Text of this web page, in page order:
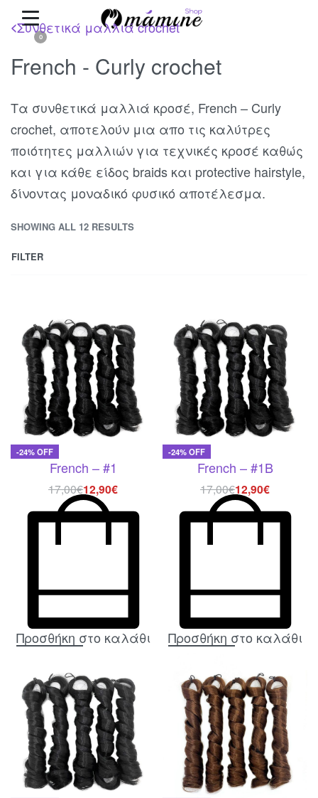
0
<Συνθετικά μαλλιά crochet
French - Curly crochet
Τα συνθετικά μαλλιά κροσέ, French – Curly
crochet, αποτελούν μια απο τις καλύτρες
ποιότητες μαλλιών για τεχνικές κροσέ καθώς
και για κάθε είδος braids και protective hairstyle,
δίνοντας μοναδικό φυσικό αποτέλεσμα.
SHOWING ALL 12 RESULTS
FILTER
-24% OFF
French – #1
17,00€12,90€
Προσθήκη στο καλάθι
-24% OFF
French – #1B
17,00€12,90€
Προσθήκη στο καλάθι